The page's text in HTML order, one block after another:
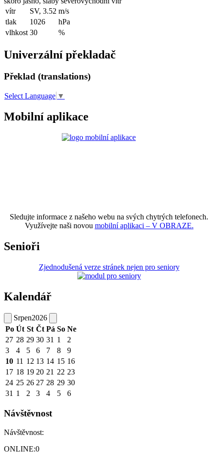
vítr
SV, 3.52 m/s
tlak
1026
hPa
vlhkost 30 %
Univerzální překladač
Překlad (translations)
Select Language ▼
Mobilní aplikace
Sledujte informace z našeho webu na svých chytrých telefonech.
Využívejte naši novou mobilní aplikaci – V OBRAZE.
Senioři
Zjednodušená verze stránek nejen pro seniory
Kalendář
Srpen2026
Po Út St Čt Pá So Ne
27 28 29 30 31 1
2
3
4 5 6 7 8
9
10 11 12 13 14 15 16
17 18 19 20 21 22 23
24 25 26 27 28 29 30
31 1 2 3 4 5 6
Návštěvnost
Návštěvnost:
ONLINE:0